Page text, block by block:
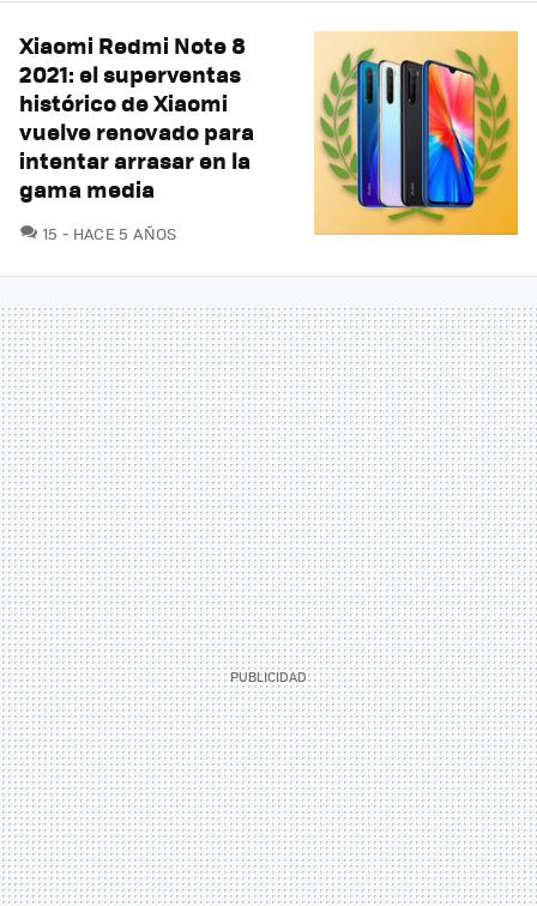
Xiaomi Redmi Note 8
2021: el superventas
histórico de Xiaomi
vuelve renovado para
intentar arrasar en la
gama media
15 COMENTARIOS
HACE 5 AÑOS